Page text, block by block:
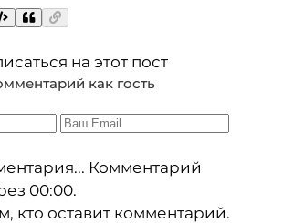
на этот пост
как гость
Комментарий
00:00.
кто оставит комментарий.